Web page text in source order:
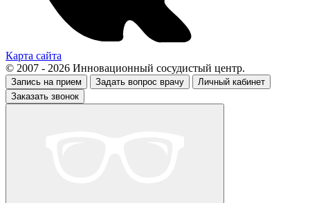
Карта сайта
© 2007 - 2026 Инновационный сосудистый центр.
Запись на прием Задать вопрос врачу
Личный кабинет
Заказать звонок